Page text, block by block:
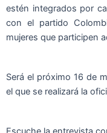
estén integrados por
con el partido
mujeres que participen
Será el próximo 16 de
el que se realizará la